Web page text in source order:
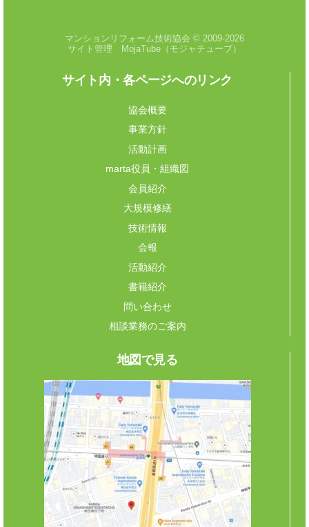
マンションリフォーム技術協会 © 2009-2026
サイト管理 MojaTube（モジャチューブ）
サイト内・各ページへのリンク
協会概要
事業方針
活動計画
marta役員・組織図
会員紹介
大規模修繕
技術情報
会報
活動紹介
書籍紹介
問い合わせ
相談業務のご案内
地図で見る